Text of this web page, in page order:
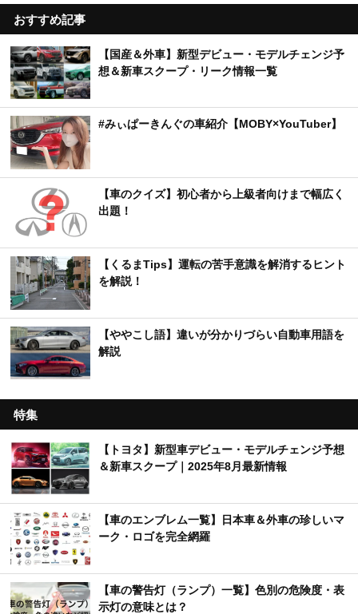
おすすめ記事
【国産＆外車】新型デビュー・モデルチェンジ予
想＆新車スクープ・リーク情報一覧
#みぃぱーきんぐの車紹介【MOBY×YouTuber】
【車のクイズ】初心者から上級者向けまで幅広く
出題！
【くるまTips】運転の苦手意識を解消するヒント
を解説！
【ややこし語】違いが分かりづらい自動車用語を
解説
特集
【トヨタ】新型車デビュー・モデルチェンジ予想
＆新車スクープ｜2025年8月最新情報
【車のエンブレム一覧】日本車＆外車の珍しいマ
ーク・ロゴを完全網羅
【車の警告灯（ランプ）一覧】色別の危険度・表
示灯の意味とは？